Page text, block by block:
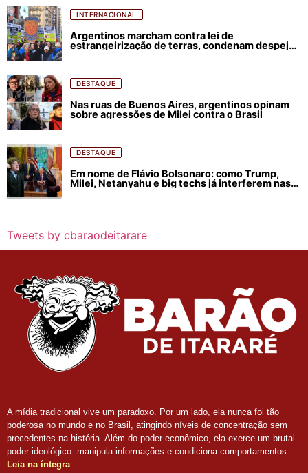
INTERNACIONAL
Argentinos marcham contra lei de
estrangeirização de terras, condenam despejos
DESTAQUE
Nas ruas de Buenos Aires, argentinos opinam
sobre agressões de Milei contra o Brasil
DESTAQUE
Em nome de Flávio Bolsonaro: como Trump,
Milei, Netanyahu e big techs já interferem nas
Tweets by cbaraodeitarare
A mídia tradicional vive um paradoxo. Por um lado, ela nunca foi tão
poderosa no mundo e no Brasil, atingindo níveis de concentração sem
precedentes na história. Além do poder econômico, ela exerce um brutal
poder ideológico: manipula informações e condiciona comportamentos.
Leia na íntegra